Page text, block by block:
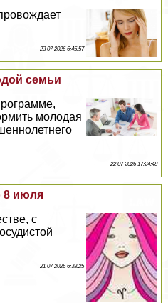
23 07 2026 6:45:57
семьи
молодая
22 07 2026 17:24:48
8 июля
с
21 07 2026 6:38:25